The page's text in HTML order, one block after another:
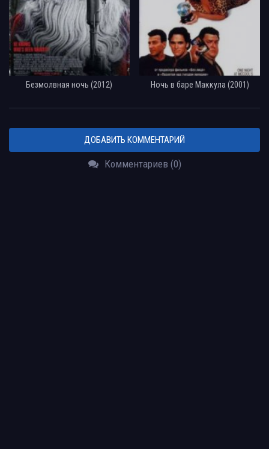
Безмолвная ночь (2012) Ночь в баре Маккула (2001)
ДОБАВИТЬ КОММЕНТАРИЙ
Комментариев (0)